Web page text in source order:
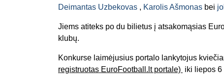
Deimantas Uzbekovas , Karolis Ašmonas bei
Jiems atiteks po du bilietus į atsakomąsias
klubų.
Konkurse laimėjusius portalo lankytojus
registruotas EuroFootball.lt portale) iki liepos 6